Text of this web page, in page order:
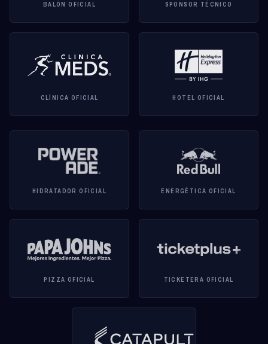
BALÓN OFICIAL SPONSOR TÉCNICO
CLÍNICA OFICIAL HOTEL OFICIAL
HIDRATADOR OFICIAL ENERGÉTICA OFICIAL
PIZZA OFICIAL TICKETERA OFICIAL